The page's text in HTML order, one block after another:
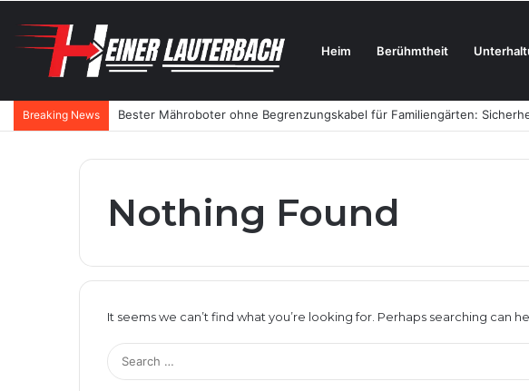
Heim Berühmtheit
Breaking News Bester Mähroboter ohne Begrenzungskabel für Familiengärten:
Nothing Found
It seems we can’t find what you’re looking for. Perhaps searching can